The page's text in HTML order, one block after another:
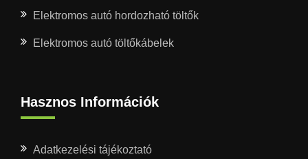
Elektromos autó hordozható töltők
Elektromos autó töltőkábelek
Hasznos Információk
Adatkezelési tájékoztató